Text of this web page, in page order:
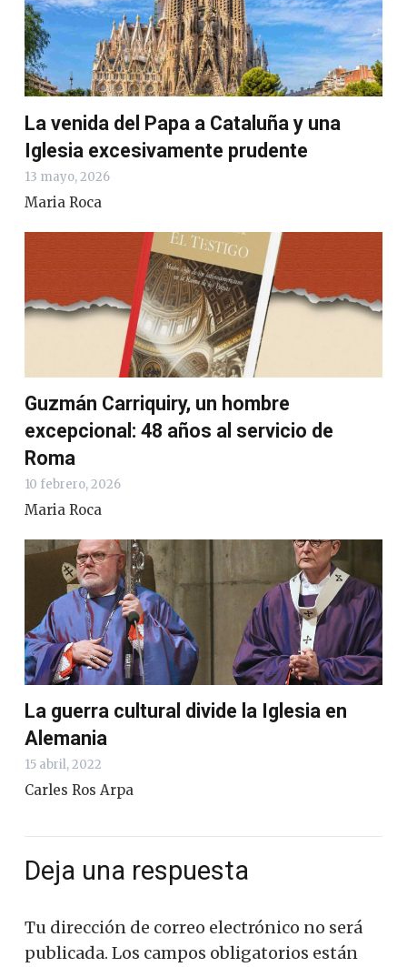
La venida del Papa a Cataluña y una
Iglesia excesivamente prudente
13 mayo, 2026
Maria Roca
Guzmán Carriquiry, un hombre
excepcional: 48 años al servicio de
Roma
10 febrero, 2026
Maria Roca
La guerra cultural divide la Iglesia en
Alemania
15 abril, 2022
Carles Ros Arpa
Deja una respuesta
Tu dirección de correo electrónico no será
publicada. Los campos obligatorios están